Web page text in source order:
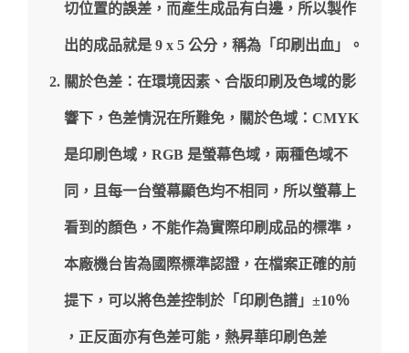
切位置的誤差，而產生成品有白邊，所以製作
出的成品就是 9 x 5 公分，稱為「印刷出血」。
關於色差：在環境因素、合版印刷及色域的影
響下，色差情況在所難免，關於色域：CMYK
是印刷色域，RGB 是螢幕色域，兩種色域不
同，且每一台螢幕顯色均不相同，所以螢幕上
看到的顏色，不能作為實際印刷成品的標準，
本廠機台皆為國際標準認證，在檔案正確的前
提下，可以將色差控制於「印刷色譜」±10％
，正反面亦有色差可能，熱昇華印刷色差